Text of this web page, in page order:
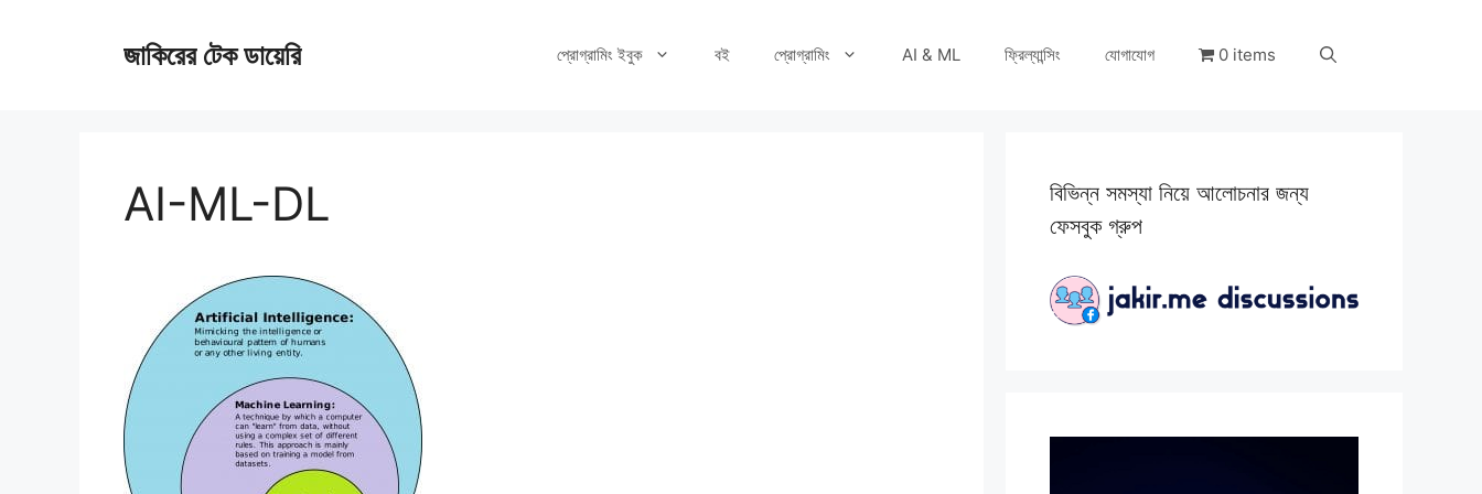
জাকিরের টেক ডায়েরি প্রোগ্রামিং ইবুক বই প্রোগ্রামিং AI & ML ফ্রিল্যান্সিং যোগাযোগ 0 items
AI-ML-DL
বিভিন্ন সমস্যা নিয়ে আলোচনার জন্য
ফেসবুক গ্রুপ